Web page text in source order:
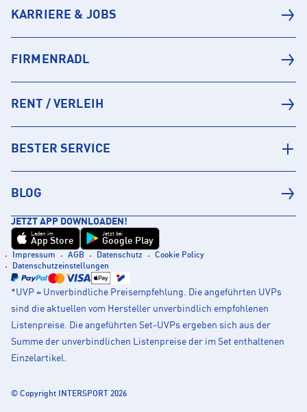
KARRIERE & JOBS
FIRMENRADL
RENT / VERLEIH
BESTER SERVICE
BLOG
JETZT APP DOWNLOADEN!
Laden im
App Store
Jetzt bei
Google Play
Impressum AGB Datenschutz
Cookie Policy
Datenschutzeinstellungen
*UVP = Unverbindliche Preisempfehlung. Die angeführten UVPs
sind die aktuellen vom Hersteller unverbindlich empfohlenen
Listenpreise. Die angeführten Set-UVPs ergeben sich aus der
Summe der unverbindlichen Listenpreise der im Set enthaltenen
Einzelartikel.
© Copyright INTERSPORT 2026